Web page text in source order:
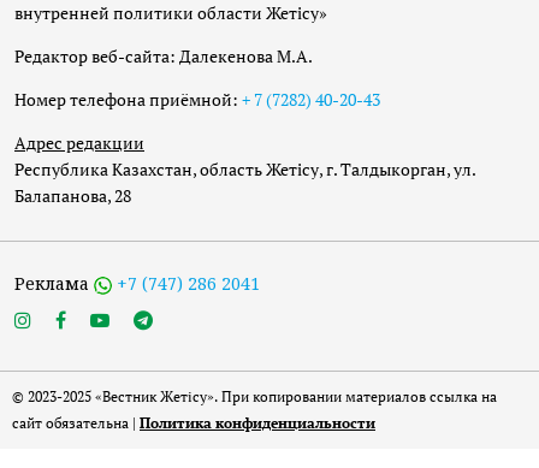
внутренней политики области Жетісу»
Редактор веб-сайта: Далекенова М.А.
Номер телефона приёмной: + 7 (7282) 40-20-43
Адрес редакции
Республика Казахстан, область Жетісу, г. Талдыкорган, ул.
Балапанова, 28
Реклама +7 (747) 286 2041
© 2023-2025 «Вестник Жетісу». При копировании материалов ссылка на
сайт обязательна | Политика конфиденциальности